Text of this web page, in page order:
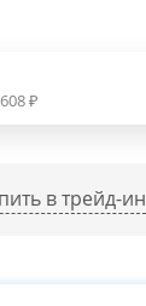
₽
в трейд-ин